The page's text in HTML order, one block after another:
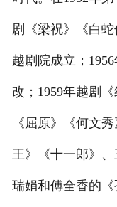
剧《梁祝》《白
越剧院成立；
改；1959年越剧
《屈原》《何文
王》《十一郎》
瑞娟和傅全香的